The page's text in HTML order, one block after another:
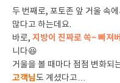
“어라? 이번엔 착시가 아니라
두 번째로, 포토존 앞 거울 속에
많다고 하는데요.
바로,지방이 진짜로 쏙~ 빠져버